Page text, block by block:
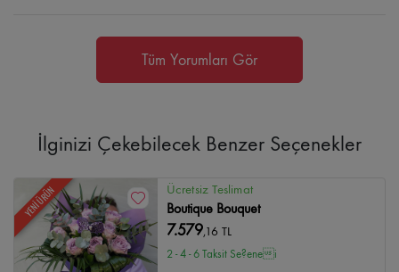
Tüm Yorumları Gör
İlginizi Çekebilecek Benzer Seçenekler
YENİ ÜRÜN Ücretsiz Teslimat
Boutique Bouquet
7.579,16 TL
2 - 4 - 6 Taksit Se?enei